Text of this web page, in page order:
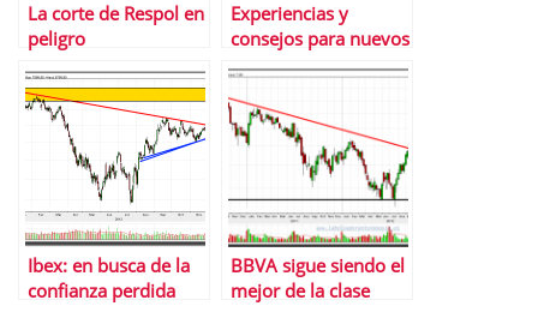
La corte de Respol en
peligro
Experiencias y
consejos para nuevos
#inversores en
Ibex: en busca de la
confianza perdida
BBVA sigue siendo el
mejor de la clase